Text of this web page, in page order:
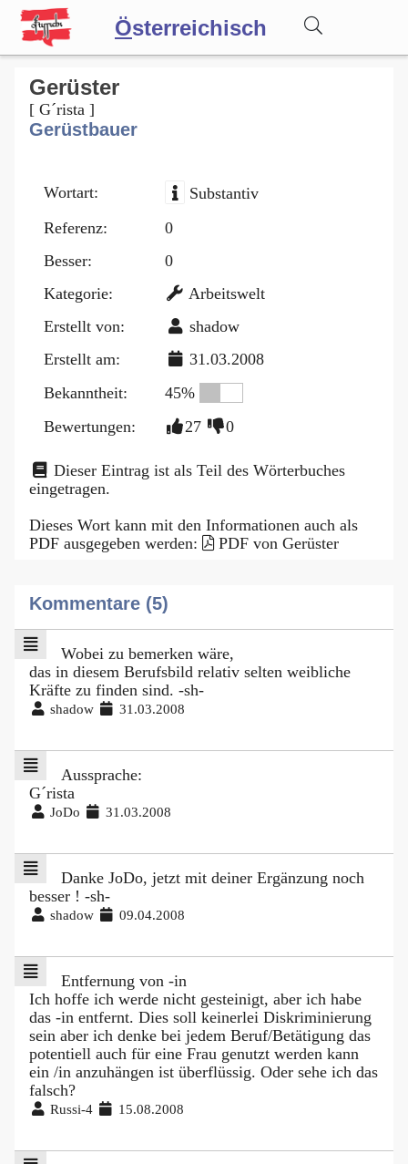
Österreichisch
Wörterbuch
Forum
Blog
Gerüster
[ G´rista ]
Gerüstbauer
Wortart:
Substantiv
Referenz:
0
Besser:
0
Kategorie:
Arbeitswelt
Erstellt von:
shadow
Erstellt am:
31.03.2008
Bekanntheit:
45%
Bewertungen:
27 0
Dieser Eintrag ist als Teil des Wörterbuches
eingetragen.
Dieses Wort kann mit den Informationen auch als
PDF ausgegeben werden:
PDF von Gerüster
Kommentare (5)
Wobei zu bemerken wäre,
das in diesem Berufsbild relativ selten weibliche
Kräfte zu finden sind. -sh-
shadow 31.03.2008
Aussprache:
G´rista
JoDo 31.03.2008
Danke JoDo, jetzt mit deiner Ergänzung noch
besser ! -sh-
shadow 09.04.2008
Entfernung von -in
Ich hoffe ich werde nicht gesteinigt, aber ich habe
das -in entfernt. Dies soll keinerlei Diskriminierung
sein aber ich denke bei jedem Beruf/Betätigung das
potentiell auch für eine Frau genutzt werden kann
ein /in anzuhängen ist überflüssig. Oder sehe ich das
falsch?
Russi-4 15.08.2008